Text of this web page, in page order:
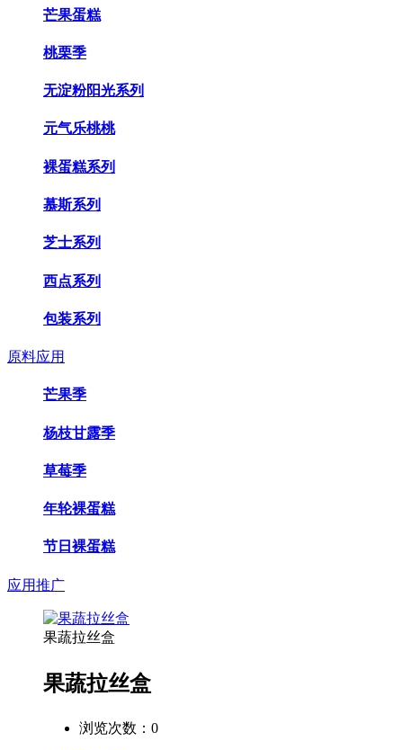
芒果蛋糕
桃栗季
无淀粉阳光系列
元气乐桃桃
裸蛋糕系列
慕斯系列
芝士系列
西点系列
包装系列
原料应用
芒果季
杨枝甘露季
草莓季
年轮裸蛋糕
节日裸蛋糕
应用推广
果蔬拉丝盒
果蔬拉丝盒
浏览次数： 0